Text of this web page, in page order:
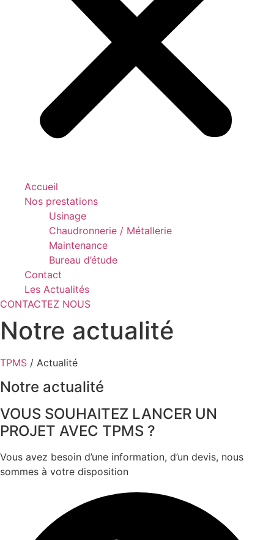
Accueil
Nos prestations
Usinage
Chaudronnerie / Métallerie
Maintenance
Bureau d’étude
Contact
Les Actualités
CONTACTEZ NOUS
Notre actualité
TPMS / Actualité
Notre actualité
VOUS SOUHAITEZ LANCER UN
PROJET AVEC TPMS ?
Vous avez besoin d’une information, d’un devis, nous
sommes à votre disposition